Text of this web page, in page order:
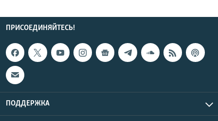
ПРИСОЕДИНЯЙТЕСЬ!
ПОДДЕРЖКА